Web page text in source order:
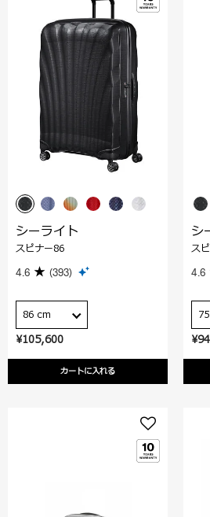
¥105,600
カートに入れる
シーライト
スピナー86
4.6 (393)
86 cm
シ
ス
4.6